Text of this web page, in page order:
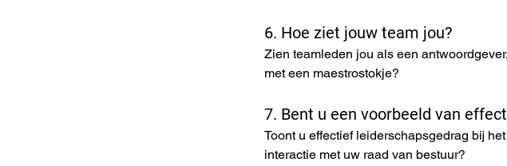
6. Hoe ziet jouw team jou?
Zien teamleden jou als een
met een maestrostokje?
7. Bent u een voorbeeld van
Toont u effectief leiderschapsgedrag bij
interactie met uw raad van bestuur?